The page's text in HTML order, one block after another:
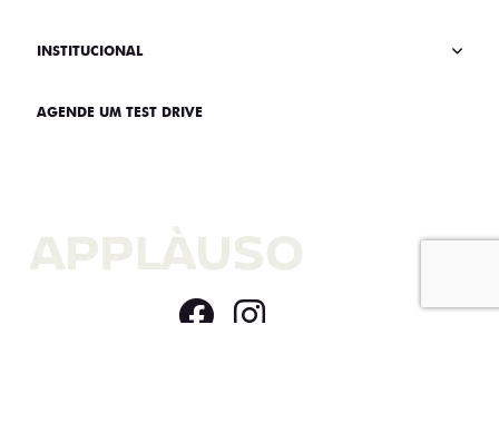
INSTITUCIONAL
AGENDE UM TEST DRIVE